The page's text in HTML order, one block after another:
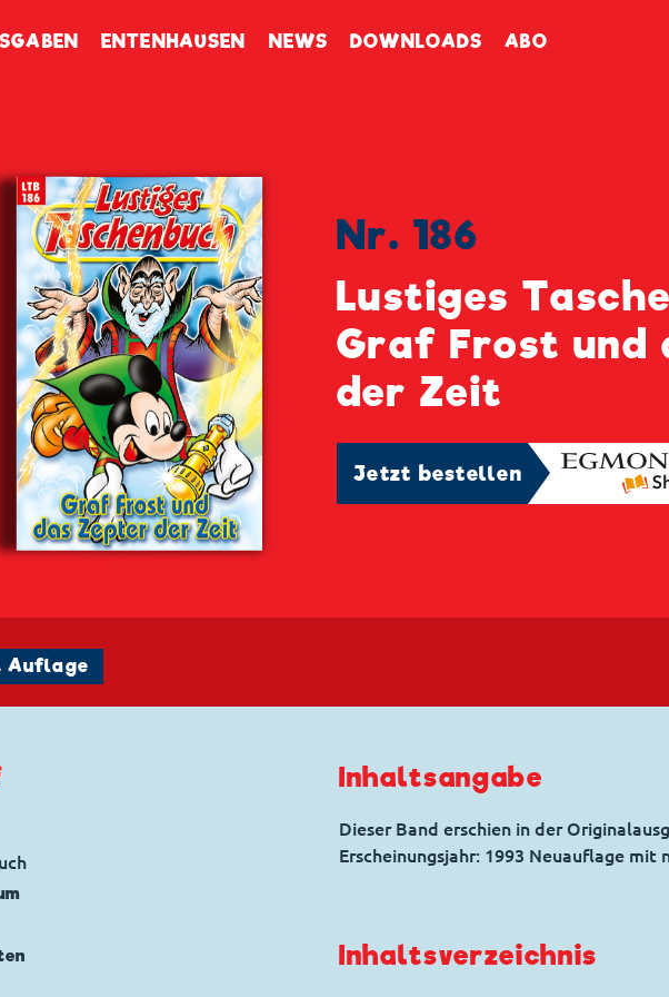
ENTENHAUSEN NEWS DOWNLOADS ABO
Nr. 186
Lustiges
Graf Frost und
der Zeit
Jetzt bestellen
Auflage
Inhaltsangabe
Dieser Band erschien in der
Erscheinungsjahr: 1993 Neuauflage mit
Inhaltsverzeichnis